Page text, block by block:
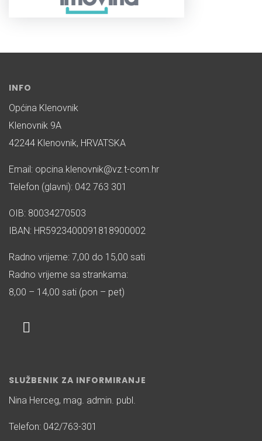
INFO
Općina Klenovnik
Klenovnik 9A
42244 Klenovnik, HRVATSKA
Email: opcina.klenovnik@vz.t-com.hr
Telefon (glavni): 042 763 301
OIB: 80034270503
IBAN: HR5923400091818900002
Radno vrijeme: 7,00 do 15,00 sati
Radno vrijeme sa strankama:
8,00 – 14,00 sati (pon – pet)
SLUŽBENIK ZA INFORMIRANJE
Nina Herceg, mag. admin. publ.
Telefon: 042/763-301